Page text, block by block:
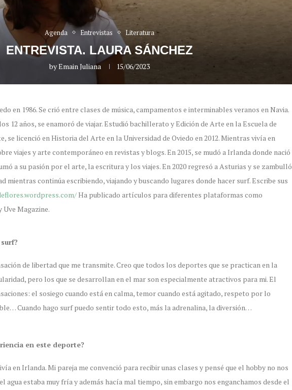
Agenda Entrevistas Literatura
ENTREVISTA. LAURA SÁNCHEZ
byEmain Juliana 15/06/2023
en 1986. Se crió entre clases de música, campamentos e interminables veranos en Navia.
12 años, se enamoró de viajar. Estudió bachillerato y Edición de Arte en la Escuela de
se licenció en Historia del Arte en la Universidad de Oviedo en 2012. Mientras vivía en
viajes y arte contemporáneo en revistas y blogs. En 2015, se mudó a Irlanda donde nació
a su pasión por el arte, la escritura y los viajes. En 2020 regresó a Asturias y se zambulló
mientras continúa escribiendo, viajando y buscando lugares donde hacer surf. Escribe sus
Ha publicado artículos para diferentes plataformas como
Uve Magazine.
de libertad que me transmite. Creo que todos los deportes que se practican en la
pero los que se desarrollan en el mar son especialmente atractivos para mi. El
el sosiego cuando está en calma, temor cuando está agitado, respeto por lo
Cuando hago surf puedo sentir todo esto, más la adrenalina, la diversión…
en este deporte?
en Irlanda. Mi pareja me convenció para recibir unas clases y pensé que el hobby no nos
agua estaba muy fría y además hacía mal tiempo, sin embargo nos enganchamos desde el